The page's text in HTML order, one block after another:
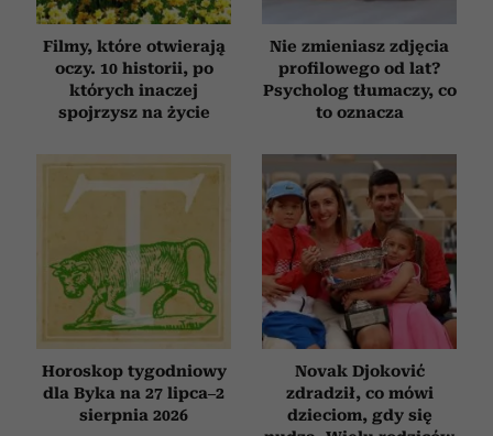
Filmy, które otwierają
oczy. 10 historii, po
których inaczej
spojrzysz na życie
Nie zmieniasz zdjęcia
profilowego od lat?
Psycholog tłumaczy, co
to oznacza
Horoskop tygodniowy
dla Byka na 27 lipca–2
sierpnia 2026
Novak Djoković
zdradził, co mówi
dzieciom, gdy się